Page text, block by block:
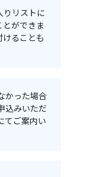
りリストに
ができま
ることも
かった場合
込みいただ
てご案内い